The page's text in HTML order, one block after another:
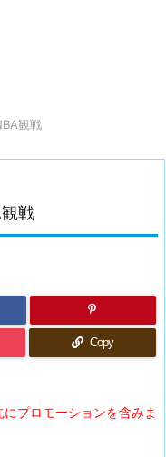
観戦
戦
Copy
プロモーションを含みま